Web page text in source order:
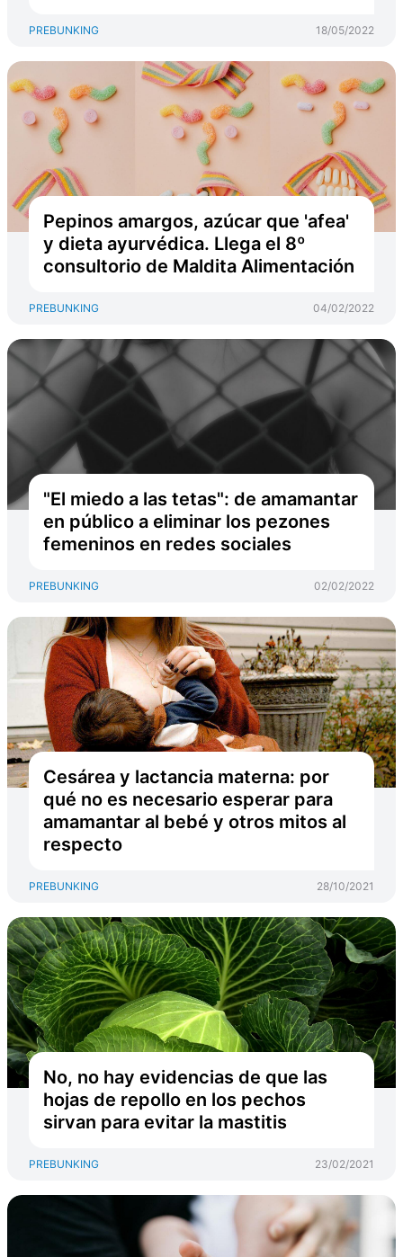
PREBUNKING 18/05/2022
Pepinos amargos, azúcar que 'afea'
y dieta ayurvédica. Llega el 8º
consultorio de Maldita Alimentación
PREBUNKING 04/02/2022
"El miedo a las tetas": de amamantar
en público a eliminar los pezones
femeninos en redes sociales
PREBUNKING 02/02/2022
Cesárea y lactancia materna: por
qué no es necesario esperar para
amamantar al bebé y otros mitos al
respecto
PREBUNKING 28/10/2021
No, no hay evidencias de que las
hojas de repollo en los pechos
sirvan para evitar la mastitis
PREBUNKING 23/02/2021